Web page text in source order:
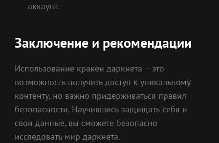
аккаунт.
Заключение и рекомендации
Использование кракен даркнета – это
возможность получить доступ к уникальному
контенту, но важно придерживаться правил
безопасности. Научившись защищать себя и
свои данные, вы сможете безопасно
исследовать мир даркнета.